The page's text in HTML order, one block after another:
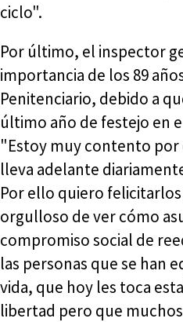
ciclo".
Por último, el inspector
importancia de los 89
Penitenciario, debido a
último año de festejo en
"Estoy muy contento por
lleva adelante
Por ello quiero
orgulloso de ver cómo
compromiso social de
las personas que se han
vida, que hoy les toca
libertad pero que